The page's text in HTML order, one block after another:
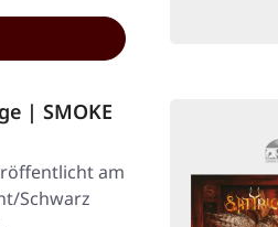
| SMOKE
am
Schwarz